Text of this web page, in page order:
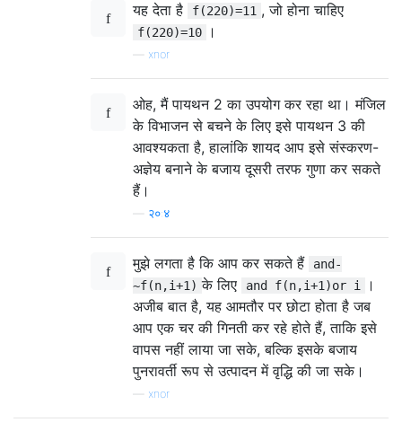
यह देता है f(220)=11 , जो होना चाहिए
f(220)=10 ।
xnor
ओह, मैं पायथन 2 का उपयोग कर रहा था। मंजिल
के विभाजन से बचने के लिए इसे पायथन 3 की
आवश्यकता है, हालांकि शायद आप इसे संस्करण-
अज्ञेय बनाने के बजाय दूसरी तरफ गुणा कर सकते
हैं।
२०:४
मुझे लगता है कि आप कर सकते हैं
and-
~f(n,i+1) के लिए and f(n,i+1)or i
।
अजीब बात है, यह आमतौर पर छोटा होता है जब
आप एक चर की गिनती कर रहे होते हैं, ताकि इसे
वापस नहीं लाया जा सके, बल्कि इसके बजाय
पुनरावर्ती रूप से उत्पादन में वृद्धि की जा सके।
xnor